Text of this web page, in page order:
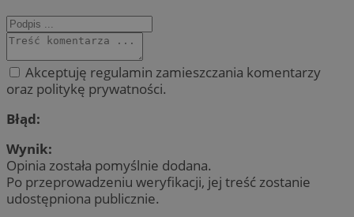
Akceptuję regulamin zamieszczania komentarzy
oraz politykę prywatności.
Błąd:
Wynik:
Opinia została pomyślnie dodana.
Po przeprowadzeniu weryfikacji, jej treść zostanie
udostępniona publicznie.